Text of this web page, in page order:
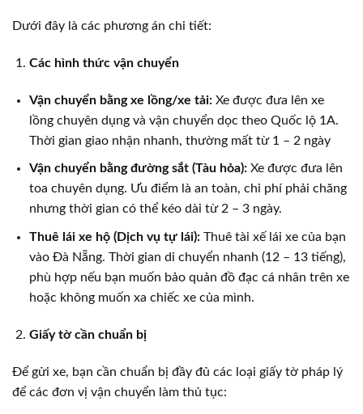
Dưới đây là các phương án chi tiết:
Các hình thức vận chuyển
Vận chuyển bằng xe lồng/xe tải:Xe được đưa lên xe
lồng chuyên dụng và vận chuyển dọc theo Quốc lộ 1A.
Thời gian giao nhận nhanh, thường mất từ 1 – 2 ngày
Vận chuyển bằng đường sắt (Tàu hỏa):Xe được đưa lên
toa chuyên dụng. Ưu điểm là an toàn, chi phí phải chăng
nhưng thời gian có thể kéo dài từ 2 – 3 ngày.
Thuê lái xe hộ (Dịch vụ tự lái):Thuê tài xế lái xe của bạn
vào Đà Nẵng. Thời gian di chuyển nhanh (12 – 13 tiếng),
phù hợp nếu bạn muốn bảo quản đồ đạc cá nhân trên xe
hoặc không muốn xa chiếc xe của mình.
Giấy tờ cần chuẩn bị
Để gửi xe, bạn cần chuẩn bị đầy đủ các loại giấy tờ pháp lý
để các đơn vị vận chuyển làm thủ tục: